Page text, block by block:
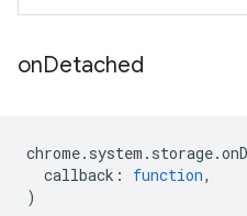
onDetached
chrome. system . storage.
callback : function,
)